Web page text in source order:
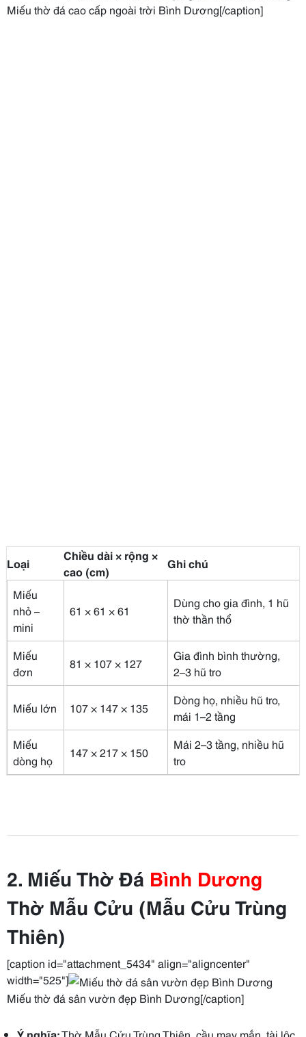
Miếu thờ đá cao cấp ngoài trời Bình Dương[/caption]
Loại
Chiều dài × rộng ×
cao (cm)
Ghi chú
Miếu
nhỏ –
mini
61 × 61 × 61
Dùng cho gia đình, 1 hũ
thờ thần thổ
Miếu
đơn
81 × 107 × 127
Gia đình bình thường,
2–3 hũ tro
Miếu lớn 107 × 147 × 135
Dòng họ, nhiều hũ tro,
mái 1–2 tầng
Miếu
dòng họ
147 × 217 × 150
Mái 2–3 tầng, nhiều hũ
tro
2. Miếu Thờ Đá Bình Dương
Thờ Mẫu Cửu (Mẫu Cửu Trùng
Thiên)
[caption id="attachment_5434" align="aligncenter"
width="525"]
Miếu thờ đá sân vườn đẹp Bình Dương[/caption]